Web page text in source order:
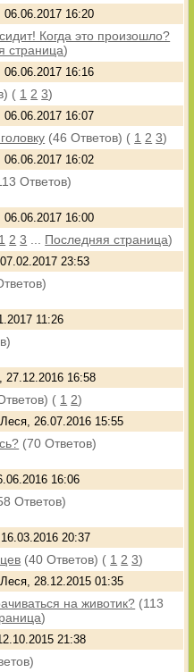
16:20
Когда это произошло?
страница)
16:16
( 1 2 3)
16:07
(46 Ответов) ( 1 2 3)
16:02
Ответов)
16:00
1 2 3 Последняя страница)
23:53
11:26
27.12.2016 16:58
( 1 2)
26.07.2016 15:55
(70 Ответов)
16:06
Ответов)
20:37
(40 Ответов) ( 1 2 3)
28.12.2015 01:35
на животик? (113
)
21:38